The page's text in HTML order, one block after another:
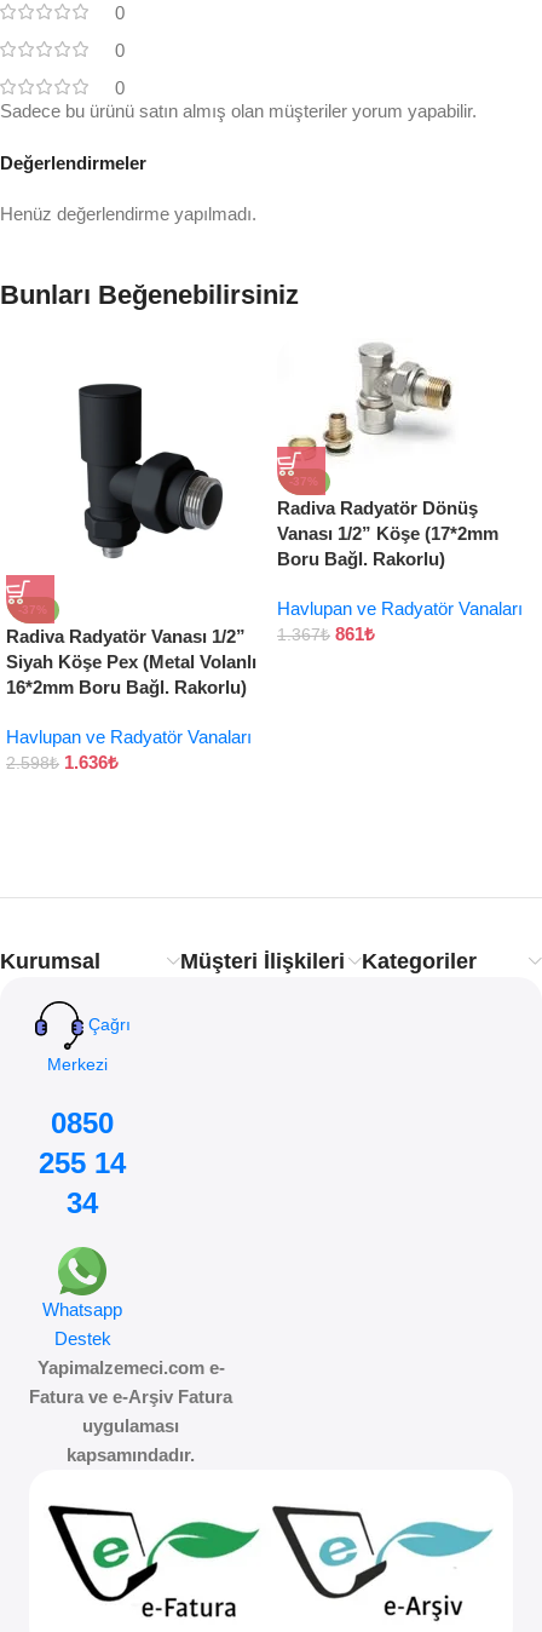
0
0
0
Değerlendirmeler
Henüz değerlendirme yapılmadı.
Sadece bu ürünü satın almış olan müşteriler yorum yapabilir.
Bunları Beğenebilirsiniz
-37%
Radiva Radyatör Vanası 1/2”
Siyah Köşe Pex (Metal Volanlı
16*2mm Boru Bağl. Rakorlu)
Havlupan ve Radyatör Vanaları
2.598₺ 1.636₺
-37%
Radiva Radyatör Dönüş
Vanası 1/2” Köşe (17*2mm
Boru Bağl. Rakorlu)
Havlupan ve Radyatör Vanaları
1.367₺ 861₺
Kurumsal Müşteri İlişkileri Kategoriler
Çağrı
Merkezi
0850
255 14
34
Whatsapp
Destek
Yapimalzemeci.com e-
Fatura ve e-Arşiv Fatura
uygulaması
kapsamındadır.